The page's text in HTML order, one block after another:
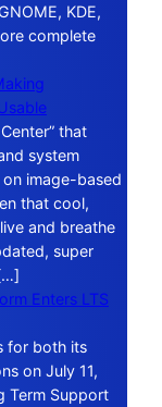
KDE,
complete
that
system
image-based
that cool,
and breathe
super
Enters LTS
for both its
on July 11,
Term Support